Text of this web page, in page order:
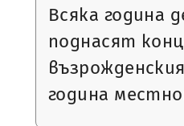
Всяка година
поднасят
година